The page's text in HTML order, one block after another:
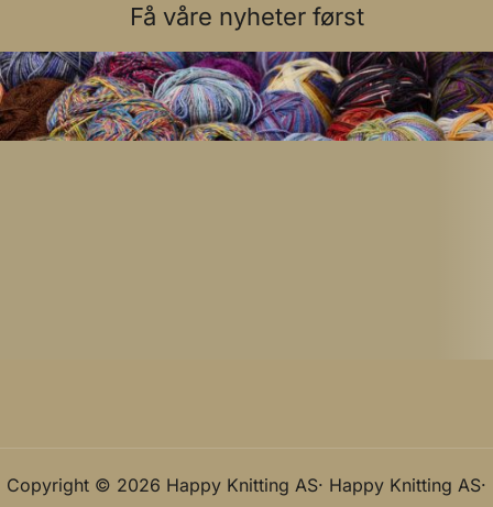
Få våre nyheter først
Copyright © 2026 Happy Knitting AS· Happy Knitting AS·